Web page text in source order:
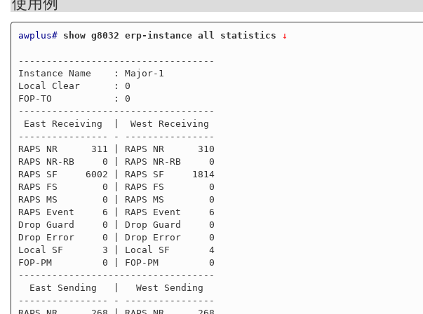
awplus# show g8032 erp-instance all statistics ↓
-----------------------------------
Instance Name    : Major-1
Local Clear      : 0
FOP-TO           : 0
-----------------------------------
---------------- - ----------------
RAPS NR      311 | RAPS NR      310
RAPS NR-RB     0 | RAPS NR-RB     0
RAPS SF     6002 | RAPS SF     1814
RAPS FS        0 | RAPS FS        0
RAPS MS        0 | RAPS MS        0
RAPS Event     6 | RAPS Event     6
Drop Guard     0 | Drop Guard     0
Drop Error     0 | Drop Error     0
Local SF       3 | Local SF       4
FOP-PM         0 | FOP-PM         0
-----------------------------------
---------------- - ----------------